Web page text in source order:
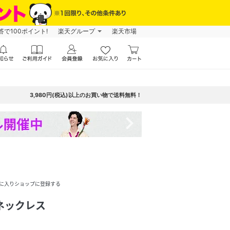
で100ポイント! 楽天グループ 楽天市場
3,980円(税込)以上のお買い物で送料無料！
入りショップに登録する
ックレス